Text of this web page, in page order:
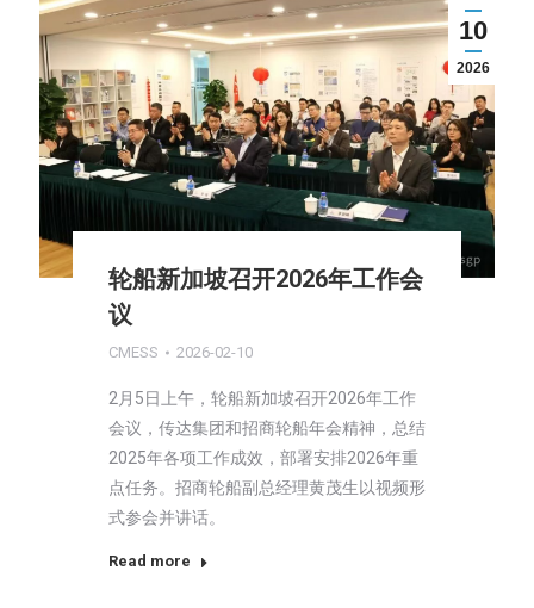
10
2026
轮船新加坡召开2026年工作会
议
CMESS 2026-02-10
2月5日上午，轮船新加坡召开2026年工作
会议，传达集团和招商轮船年会精神，总结
2025年各项工作成效，部署安排2026年重
点任务。招商轮船副总经理黄茂生以视频形
式参会并讲话。
Read more